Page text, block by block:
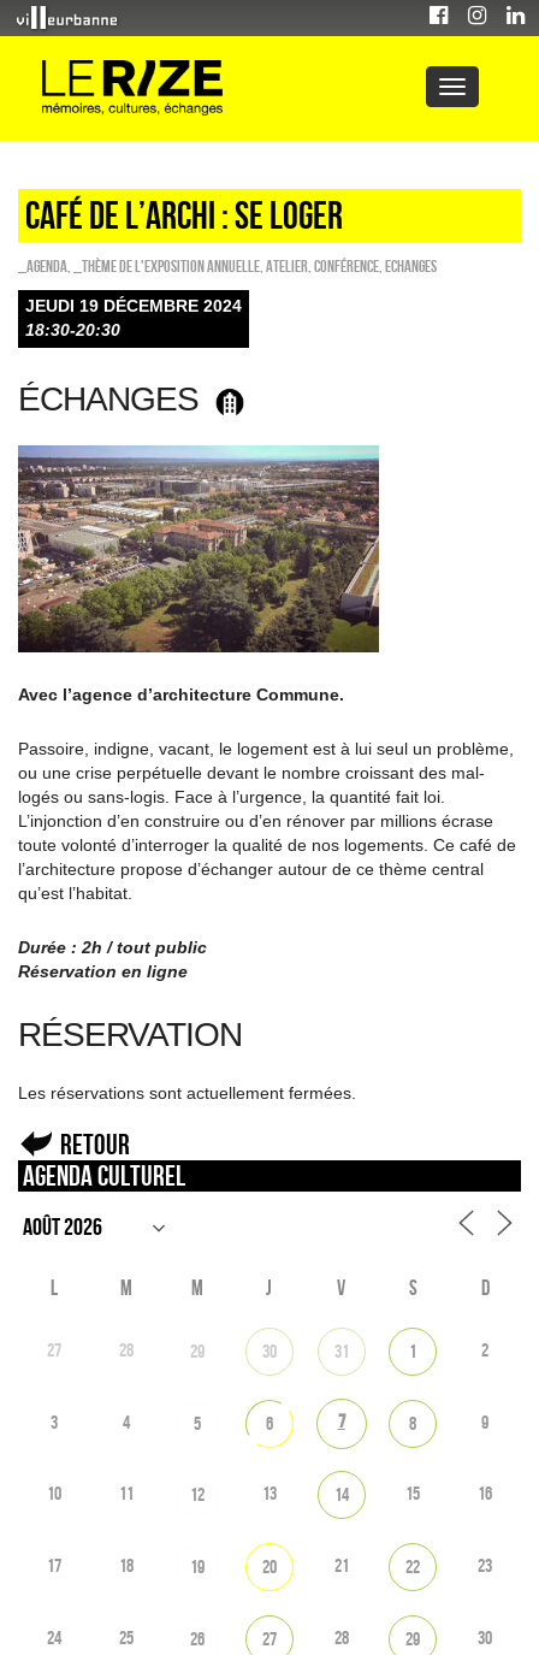
CAFÉ DE L’ARCHI : SE LOGER
_Agenda _Thème de l'exposition annuelle Atelier Conférence ECHANGES
JEUDI 19 DÉCEMBRE 2024
18:30-20:30
ÉCHANGES
Avec l’agence d’architecture Commune.
Passoire, indigne, vacant, le logement est à lui seul un problème,
ou une crise perpétuelle devant le nombre croissant des mal-
logés ou sans-logis. Face à l’urgence, la quantité fait loi.
L’injonction d’en construire ou d’en rénover par millions écrase
toute volonté d’interroger la qualité de nos logements. Ce café de
l’architecture propose d’échanger autour de ce thème central
qu’est l’habitat.
Durée : 2h / tout public
Réservation en ligne
RÉSERVATION
Les réservations sont actuellement fermées.
Retour
Agenda culturel
L M M J V S D
27 28 29 30 31 1 2
3 4 5 6 7 8 9
10 11 12 13 14 15 16
17 18 19 20 21 22 23
24 25 26 27 28 29 30